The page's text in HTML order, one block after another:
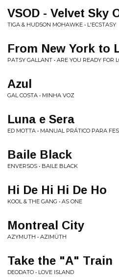
VSOD - Velvet Sky
TIGA & HUDSON MOHAWKE • L'ECSTASY
From New York to
PATSY GALLANT • ARE YOU READY FOR
Azul
GAL COSTA • MINHA VOZ
Luna e Sera
ED MOTTA • MANUAL PRÁTICO PARA
Baile Black
ENVERSOS • BAILE BLACK
Hi De Hi Hi De Ho
KOOL & THE GANG • AS ONE
Montreal City
AZYMUTH • AZIMÜTH
Take the "A" Train
DEODATO • LOVE ISLAND